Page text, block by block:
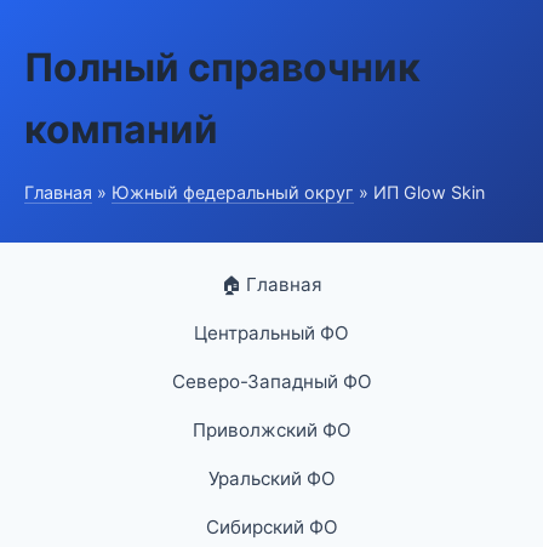
Полный справочник
компаний
Главная » Южный федеральный округ » ИП Glow Skin
🏠 Главная
Центральный ФО
Северо-Западный ФО
Приволжский ФО
Уральский ФО
Сибирский ФО